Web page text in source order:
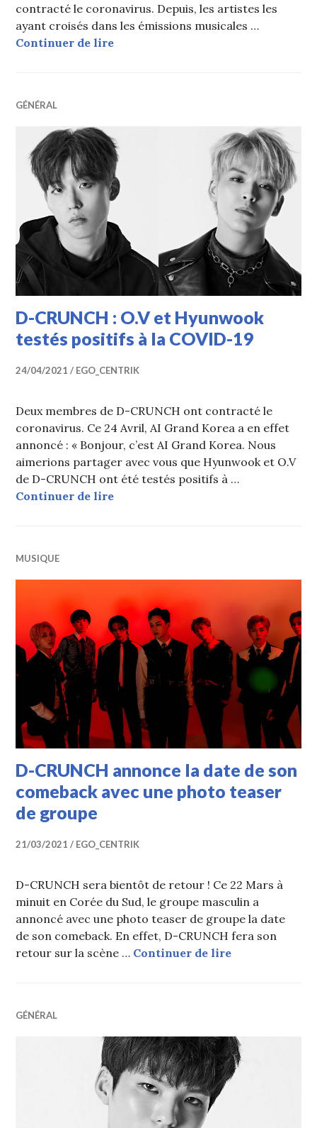
contracté le coronavirus. Depuis, les artistes les
ayant croisés dans les émissions musicales …
Continuer de lireDe nombreux artistes testés
GÉNÉRAL
D-CRUNCH : O.V et Hyunwook
testés positifs à la COVID-19
24/04/2021 EGO_CENTRIK
Deux membres de D-CRUNCH ont contracté le
coronavirus. Ce 24 Avril, AI Grand Korea a en effet
annoncé : « Bonjour, c’est AI Grand Korea. Nous
aimerions partager avec vous que Hyunwook et O.V
de D-CRUNCH ont été testés positifs à …
Continuer de lireD-CRUNCH : O.V et Hyunwook
MUSIQUE
D-CRUNCH annonce la date de son
comeback avec une photo teaser
de groupe
21/03/2021 EGO_CENTRIK
D-CRUNCH sera bientôt de retour ! Ce 22 Mars à
minuit en Corée du Sud, le groupe masculin a
annoncé avec une photo teaser de groupe la date
de son comeback. En effet, D-CRUNCH fera son
retour sur la scène … Continuer de lireD-CRUNCH
GÉNÉRAL